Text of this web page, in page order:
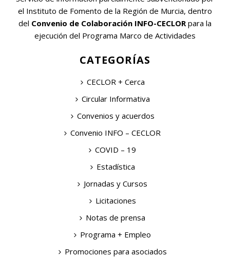
el Instituto de Fomento de la Región de Murcia, dentro
del Convenio de Colaboración INFO-CECLOR para la
ejecución del Programa Marco de Actividades
CATEGORÍAS
CECLOR + Cerca
Circular Informativa
Convenios y acuerdos
Convenio INFO – CECLOR
COVID – 19
Estadística
Jornadas y Cursos
Licitaciones
Notas de prensa
Programa + Empleo
Promociones para asociados